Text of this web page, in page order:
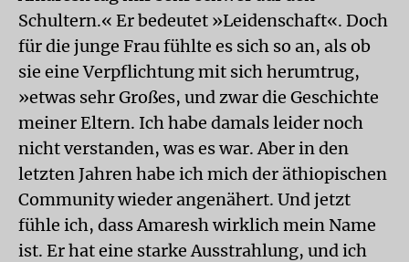
Schultern.« Er bedeutet »Leidenschaft«. Doch
für die junge Frau fühlte es sich so an, als ob
sie eine Verpflichtung mit sich herumtrug,
»etwas sehr Großes, und zwar die Geschichte
meiner Eltern. Ich habe damals leider noch
nicht verstanden, was es war. Aber in den
letzten Jahren habe ich mich der äthiopischen
Community wieder angenähert. Und jetzt
fühle ich, dass Amaresh wirklich mein Name
ist. Er hat eine starke Ausstrahlung, und ich